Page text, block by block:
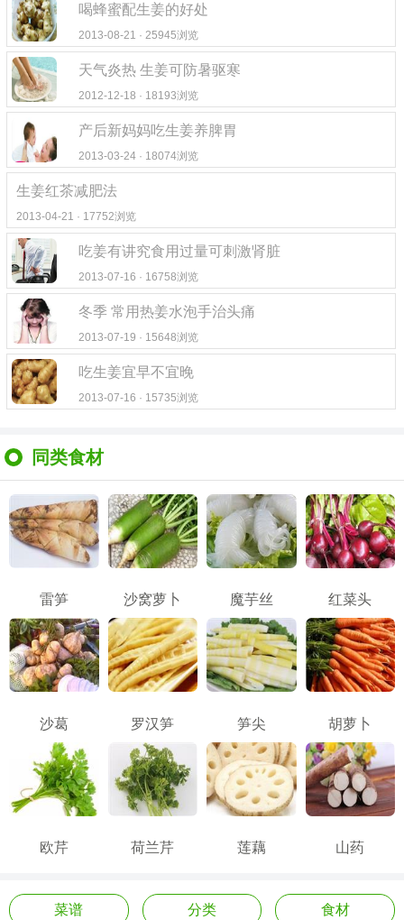
喝蜂蜜配生姜的好处
2013-08-21 · 25945浏览
天气炎热 生姜可防暑驱寒
2012-12-18 · 18193浏览
产后新妈妈吃生姜养脾胃
2013-03-24 · 18074浏览
生姜红茶减肥法
2013-04-21 · 17752浏览
吃姜有讲究食用过量可刺激肾脏
2013-07-16 · 16758浏览
冬季 常用热姜水泡手治头痛
2013-07-19 · 15648浏览
吃生姜宜早不宜晚
2013-07-16 · 15735浏览
同类食材
雷笋 沙窝萝卜 魔芋丝 红菜头
沙葛 罗汉笋 笋尖 胡萝卜
欧芹 荷兰芹 莲藕 山药
菜谱 分类 食材